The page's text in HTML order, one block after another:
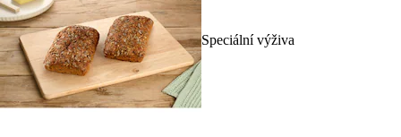
Speciální výživa